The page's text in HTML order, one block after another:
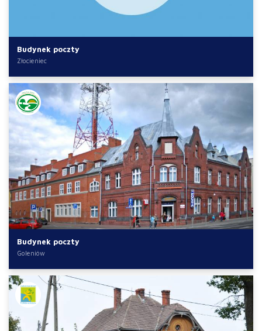
Budynek poczty
Złocieniec
Budynek poczty
Goleniów